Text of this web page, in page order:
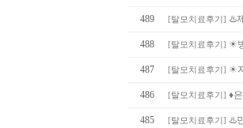
489 [탈모치료후기 ] ♨️
488 [탈모치료후기 ] ☀
487 [탈모치료후기 ] ☀
486 [탈모치료후기 ] ♦
485 [탈모치료후기 ] ♨️